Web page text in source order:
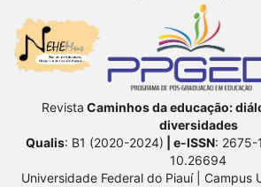
Revista Caminhos da educação:
diversidades
Qualis: B1 (2020-2024) | e-ISSN: 2675-
10.26694
Universidade Federal do Piauí | Campus